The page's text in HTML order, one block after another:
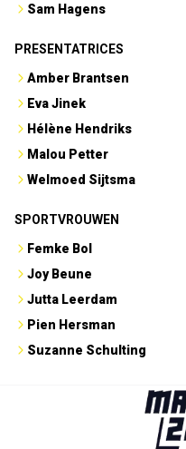
Sam Hagens
PRESENTATRICES
Amber Brantsen
Eva Jinek
Hélène Hendriks
Malou Petter
Welmoed Sijtsma
SPORTVROUWEN
Femke Bol
Joy Beune
Jutta Leerdam
Pien Hersman
Suzanne Schulting